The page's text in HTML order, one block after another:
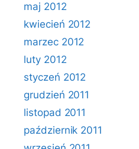
maj 2012
kwiecień 2012
marzec 2012
luty 2012
styczeń 2012
grudzień 2011
listopad 2011
październik 2011